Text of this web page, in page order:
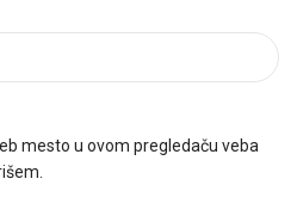
mesto u ovom pregledaču veba